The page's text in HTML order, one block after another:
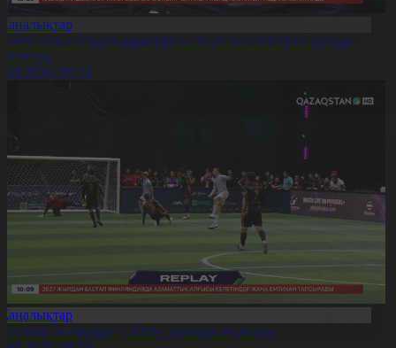
облысы аудандарындағы спорт мектептеріне қолдау
09:58
ойындары – 2026» турнирі аяқталды